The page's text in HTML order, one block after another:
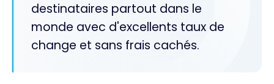
destinataires partout dans le
monde avec d'excellents taux de
change et sans frais cachés.